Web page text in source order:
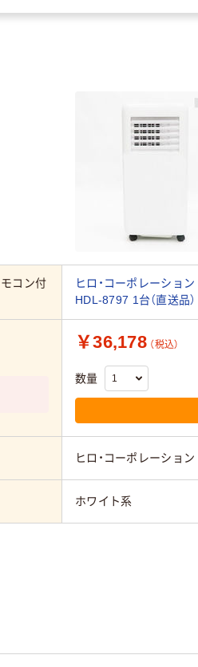
コン付
ヒロ・コーポレーショ
HDL-8797 1台（直送品）
￥36,178 （税込）
数量
ヒロ・コーポレーション
ホワイト系